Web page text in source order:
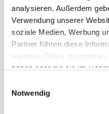
analysieren. Außerdem
Verwendung unserer
soziale Medien, Werbung
Partner führen diese
weiteren Daten
haben oder die sie im
Notwendig
Ihr Naturpark hat einen neuen
Adresse
Naturpark-Haus